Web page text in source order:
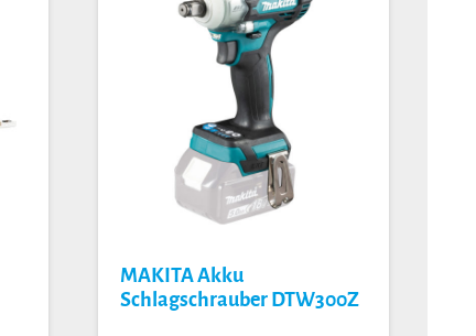
MAKITA Akku
Schlagschrauber DTW300Z